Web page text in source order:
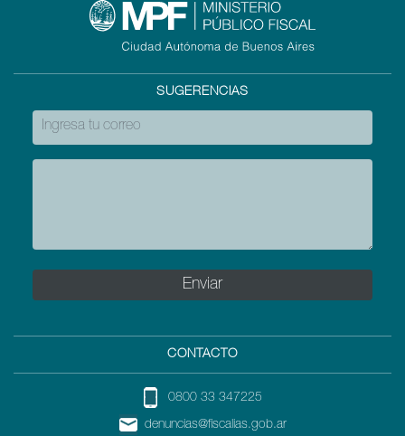
SUGERENCIAS
CONTACTO
0800 33 347225
denuncias@fiscalias.gob.ar